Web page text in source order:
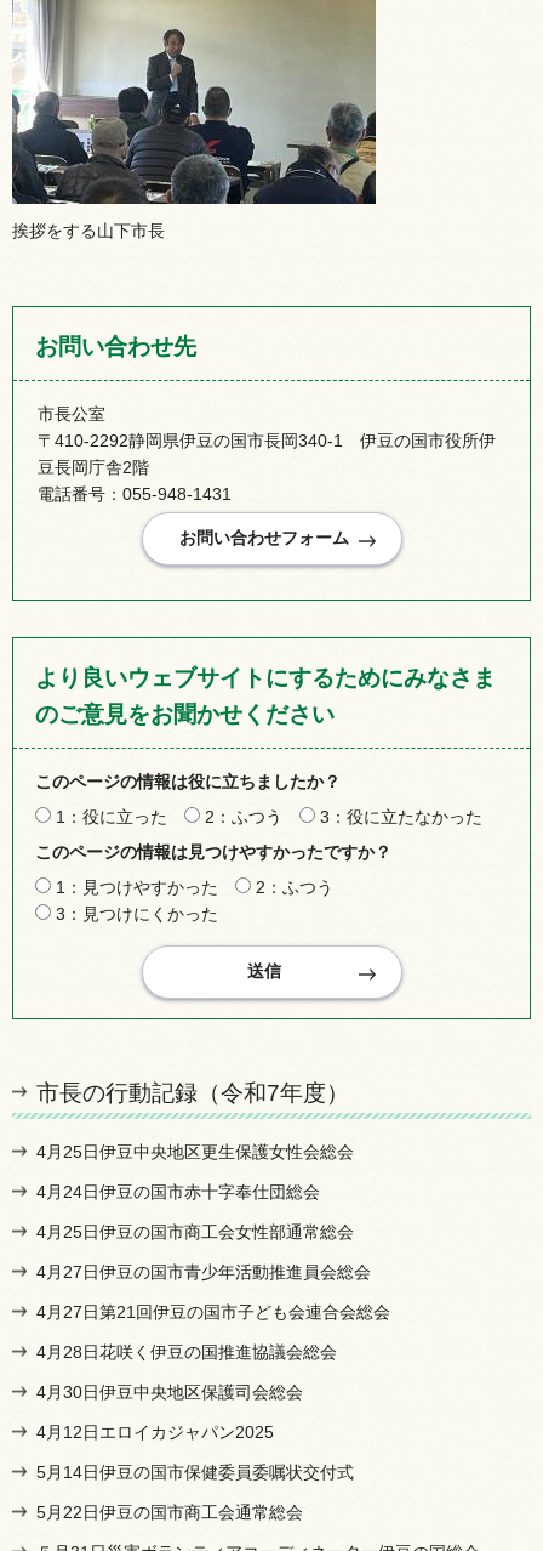
挨拶をする山下市長
お問い合わせ先
市長公室
〒410-2292静岡県伊豆の国市長岡340-1 伊豆の国市役所伊
豆長岡庁舎2階
電話番号：055-948-1431
より良いウェブサイトにするためにみなさま
のご意見をお聞かせください
このページの情報は役に立ちましたか？
1：役に立った
2：ふつう
3：役に立たなかった
このページの情報は見つけやすかったですか？
1：見つけやすかった
2：ふつう
3：見つけにくかった
市長の行動記録（令和7年度）
4月25日伊豆中央地区更生保護女性会総会
4月24日伊豆の国市赤十字奉仕団総会
4月25日伊豆の国市商工会女性部通常総会
4月27日伊豆の国市青少年活動推進員会総会
4月27日第21回伊豆の国市子ども会連合会総会
4月28日花咲く伊豆の国推進協議会総会
4月30日伊豆中央地区保護司会総会
4月12日エロイカジャパン2025
5月14日伊豆の国市保健委員委嘱状交付式
5月22日伊豆の国市商工会通常総会